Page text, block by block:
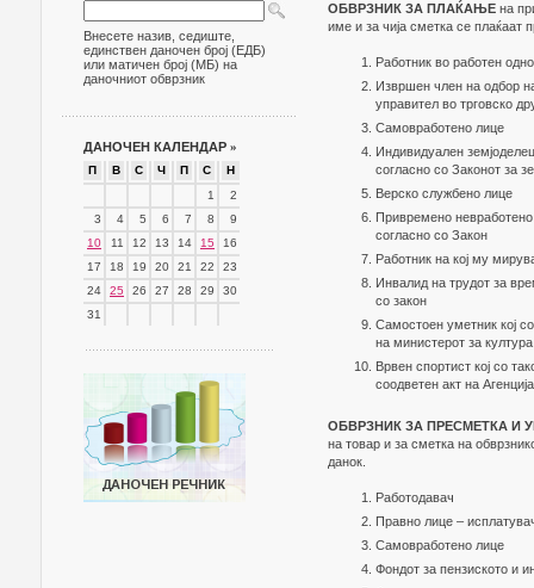
Внесете назив, седиште,
единствен даночен број (ЕДБ)
или матичен број (МБ) на
даночниот обврзник
ДАНОЧЕН КАЛЕНДАР »
П В С Ч П С
Н
1
2
3
4 5 6 7 8
9
10
11 12 13 14 15
16
17
18 19 20 21 22
23
24
25 26 27 28 29
30
31
ОБВРЗНИК ЗА ПЛАЌАЊЕ на
име и за чија сметка се плаќаат
Работник во работен
Извршен член на одбор
управител во трговско
Самовработено лице
Индивидуален
согласно со Законот за
Верско службено лице
Привремено
согласно со Закон
Работник на кој му
Инвалид на трудот за
со закон
Самостоен уметник кој
на министерот за култура
Врвен спортист кој со
соодветен акт на
ОБВРЗНИК ЗА ПРЕСМЕТКА И
на товар и за сметка на
данок.
Работодавач
Правно лице –
Самовработено лице
Фондот за пензиското и